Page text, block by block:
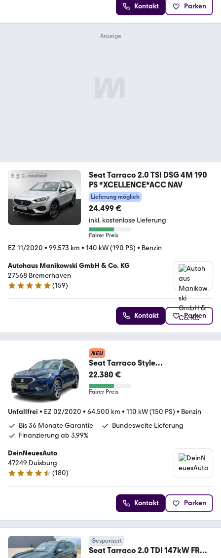
Kontakt Parken
Seat Tarraco 2.0 TSI DSG 4M 190
PS *XCELLENCE*ACC NAV
Lieferung möglich
24.499 €
inkl. kostenlose Lieferung
Fairer Preis
EZ 11/2020 • 99.573 km • 140 kW (190 PS) • Benzin
Autohaus Manikowski GmbH & Co. KG
27568 Bremerhaven
4.9 Sterne
(159)
Kontakt Parken
NEU
Seat Tarraco Style
CarPlay*SpurhalteAss*AHK*Navi*
22.380 €
Fairer Preis
Unfallfrei • EZ 02/2020 • 64.500 km • 110 kW (150 PS) • Benzin
Bis 36 Monate Garantie
Bundesweite Lieferung
Finanzierung ab 3,99%
DeinNeuesAuto
47249 Duisburg
4.7 Sterne
(180)
Kontakt Parken
Gesponsert
Seat Tarraco 2.0 TDI 147kW FR